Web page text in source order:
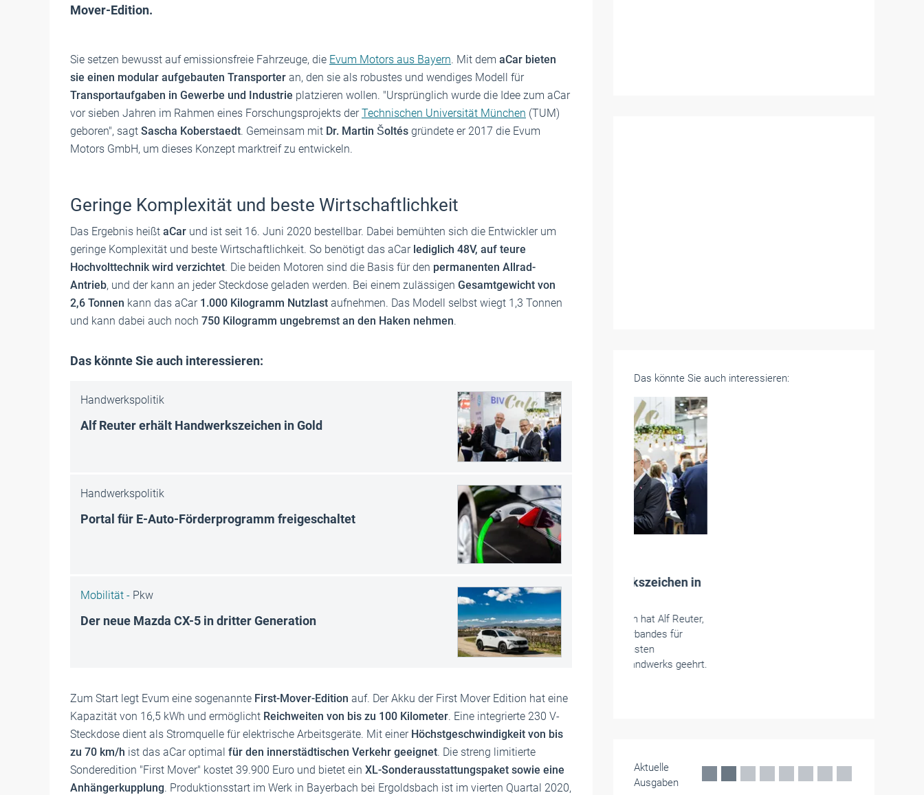
Mover-Edition.
Sie setzen bewusst auf emissionsfreie Fahrzeuge, die Evum Motors aus Bayern. Mit dem aCar bieten
sie einen modular aufgebauten Transporter an, den sie als robustes und wendiges Modell für
Transportaufgaben in Gewerbe und Industrie platzieren wollen. "Ursprünglich wurde die Idee zum aCar
vor sieben Jahren im Rahmen eines Forschungsprojekts derTechnischen Universität München (TUM)
geboren", sagt Sascha Koberstaedt. Gemeinsam mit Dr. Martin Šoltés gründete er 2017 die Evum
Motors GmbH, um dieses Konzept marktreif zu entwickeln.
Geringe Komplexität und beste Wirtschaftlichkeit
Das Ergebnis heißt aCar und ist seit 16. Juni 2020 bestellbar. Dabei bemühten sich die Entwickler um
geringe Komplexität und beste Wirtschaftlichkeit. So benötigt das aCar lediglich 48V, auf teure
Hochvolttechnik wird verzichtet. Die beiden Motoren sind die Basis für den permanenten Allrad-
Antrieb, und der kann an jeder Steckdose geladen werden. Bei einem zulässigen Gesamtgewicht von
2,6 Tonnen kann das aCar 1.000 Kilogramm Nutzlast aufnehmen. Das Modell selbst wiegt 1,3 Tonnen
und kann dabei auch noch 750 Kilogramm ungebremst an den Haken nehmen.
Das könnte Sie auch interessieren:
Handwerkspolitik
Alf Reuter erhält Handwerkszeichen in Gold
Handwerkspolitik
Portal für E-Auto-Förderprogramm freigeschaltet
Mobilität - Pkw
Der neue Mazda CX-5 in dritter Generation
Zum Start legt Evum eine sogenannte First-Mover-Edition auf. Der Akku der First Mover Edition hat eine
Kapazität von 16,5 kWh und ermöglicht Reichweiten von bis zu 100 Kilometer. Eine integrierte 230 V-
Steckdose dient als Stromquelle für elektrische Arbeitsgeräte. Mit einer Höchstgeschwindigkeit von bis
zu 70 km/h ist das aCar optimal für den innerstädtischen Verkehr geeignet. Die streng limitierte
Sonderedition "First Mover" kostet 39.900 Euro und bietet ein XL-Sonderausstattungspaket sowie eine
Anhängerkupplung. Produktionsstart im Werk in Bayerbach bei Ergoldsbach ist im vierten Quartal 2020,
Das könnte Sie auch interessieren:
Portal für E-Auto-Förderprogramm
Privatpersonen können die E-Auto-Förderung ab
sofort digital beantragen. Die Kfz-Betriebe wollen
ihre Kunden für die Förderung zu begeistern, sagt
der ZDK. Dafür bräuchten sie eine verlässliche
Aktuelle